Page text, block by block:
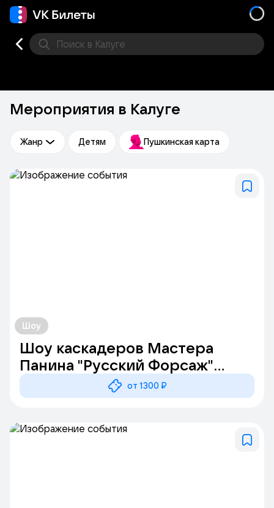
Поиск в Калуге
Мероприятия в Калуге
Жанр Детям Пушкинская карта
Шоу
Шоу каскадеров Мастера
Панина "Русский Форсаж"
(г.Калуга)
от 1300 ₽